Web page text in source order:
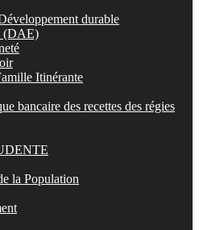
durable
(DAE)
Itinérante
bancaire des recettes des régies
la Population